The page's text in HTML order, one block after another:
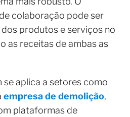
colaboração pode ser
produtos e serviços no
as receitas de ambas as
se aplica a setores como
empresa de demolição,
plataformas de